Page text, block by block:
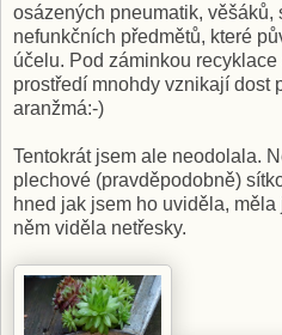
osázených pneumatik,
nefunkčních předmětů, které
účelu. Pod záminkou
prostředí mnohdy vznikají dost
aranžmá:-)
Tentokrát jsem ale neodolala.
plechové (pravděpodobně)
hned jak jsem ho uviděla,
něm viděla netřesky.